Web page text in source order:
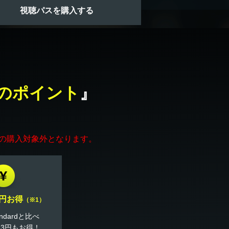
視聴パスを購入する
ポイント 』
入対象外となります。
お得（※1）
と比べ